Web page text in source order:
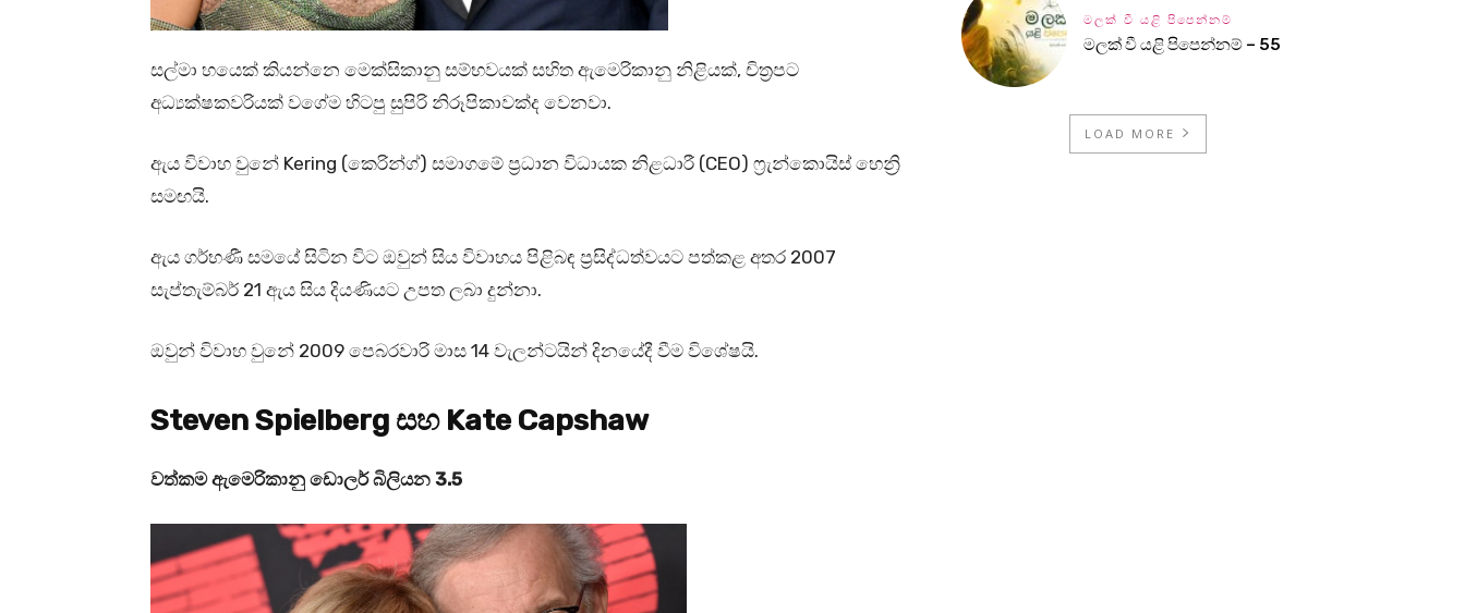
සල්මා හයෙක් කියන්නෙ මෙක්සිකානු සම්භවයක් සහිත ඇමෙරිකානු නිළියක්, චිත්‍රපට
අධ්‍යක්ෂකවරියක් වගේම හිටපු සුපිරි නිරූපිකාවක්ද වෙනවා.
ඇය විවාහ වුනේ Kering (කෙරින්ග්) සමාගමේ ප්‍රධාන විධායක නිළධාරී (CEO) ෆ්‍රැන්කොයිස් හෙන්‍රි
සමඟයි.
ඇය ගර්භණී සමයේ සිටින විට ඔවුන් සිය විවාහය පිළිබඳ ප්‍රසිද්ධත්වයට පත්කළ අතර 2007
සැප්තැම්බර් 21 ඇය සිය දියණියට උපත ලබා දුන්නා.
ඔවුන් විවාහ වුනේ 2009 පෙබරවාරි මාස 14 වැලන්ටයින් දිනයේදී වීම විශේෂයි.
Steven Spielberg සහ Kate Capshaw
වත්කම ඇමෙරිකානු ඩොලර් බිලියන 3.5
මලක් වී යළි පිපෙන්නම්
මලක් වී යළි පිපෙන්නම් – 55
LOAD MORE